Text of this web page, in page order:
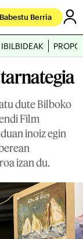
Babestu Berria
IBILBIDEAK
dute Bilboko
Film
inoiz egin
izan du.